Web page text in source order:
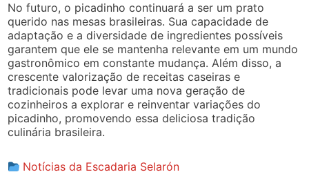
No futuro, o picadinho continuará a ser um prato
querido nas mesas brasileiras. Sua capacidade de
adaptação e a diversidade de ingredientes possíveis
garantem que ele se mantenha relevante em um mundo
gastronômico em constante mudança. Além disso, a
crescente valorização de receitas caseiras e
tradicionais pode levar uma nova geração de
cozinheiros a explorar e reinventar variações do
picadinho, promovendo essa deliciosa tradição
culinária brasileira.
Notícias da Escadaria Selarón